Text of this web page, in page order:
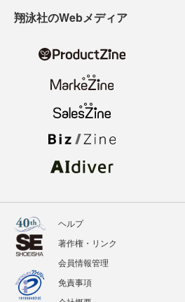
翔泳社のWebメディア
ヘルプ
著作権・リンク
会員情報管理
免責事項